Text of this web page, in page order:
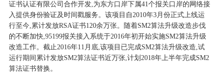
证书认证有限公司合作开发,为东方口岸下属41个报关口岸的网络接
入提供身份验证及时间戳服务。该项目自2010年3月份正式上线运
行至今,累计发放RSA证书120余万张。随着SM2算法升级改造步伐
的不断加快,95199报关接入系统于2016年初开始实施SM2算法升级
改造工作。截止2016年11月底,该项目已完成SM2算法升级改造,试
运行期间累计发放SM2算法证书近万张,计划2018年上半年完成SM2
算法证书替换。